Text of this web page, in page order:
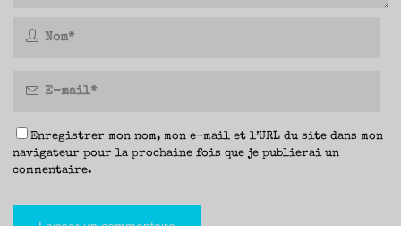
Enregistrer mon nom, mon e-mail et l’URL du site dans mon
navigateur pour la prochaine fois que je publierai un
commentaire.